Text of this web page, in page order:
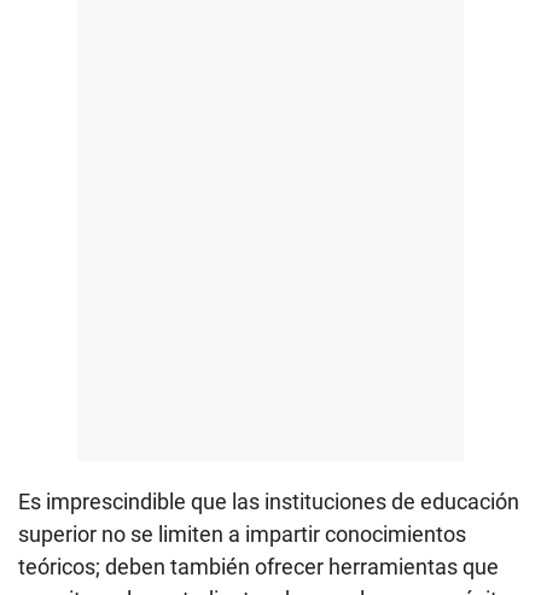
Es imprescindible que las instituciones de educación
superior no se limiten a impartir conocimientos
teóricos; deben también ofrecer herramientas que